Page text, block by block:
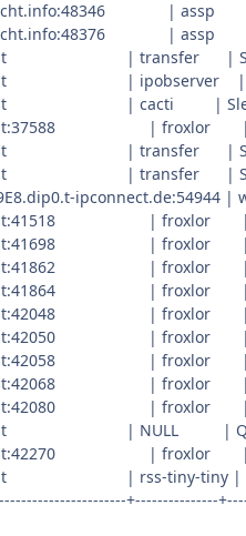
|
|
|
|
|
|
|
|
|
|
|
|
|
|
|
| NULL |
|
| rss-
+---------------